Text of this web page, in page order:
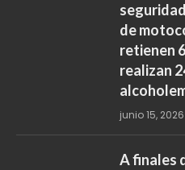
de
retienen
realizan
junio 15, 2026
A finales